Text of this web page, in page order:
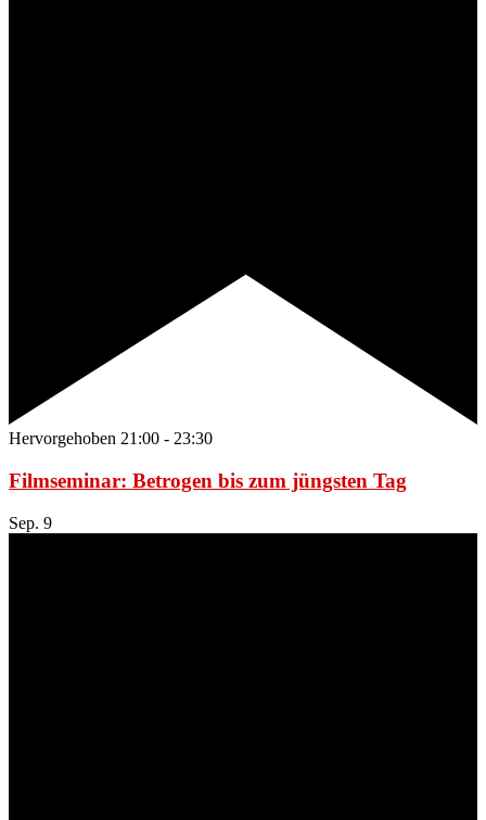
Hervorgehoben 21:00 - 23:30
Filmseminar: Betrogen bis zum jüngsten Tag
Sep. 9